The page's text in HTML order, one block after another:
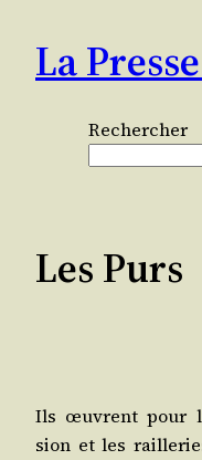
contenu
La
Rechercher
Les Purs
Ils œuvrent pour
sion et les